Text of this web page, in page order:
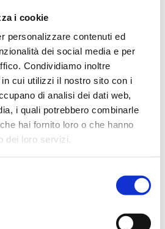
i cookie
personalizzare contenuti ed
dei social media e per
Condividiamo inoltre
cui utilizzi il nostro sito con i
di analisi dei dati web,
i quali potrebbero combinarle
hai fornito loro o che hanno
dei loro servizi.
una nuova
inviato al tuo
verranno
la tua
descritti nella nostra